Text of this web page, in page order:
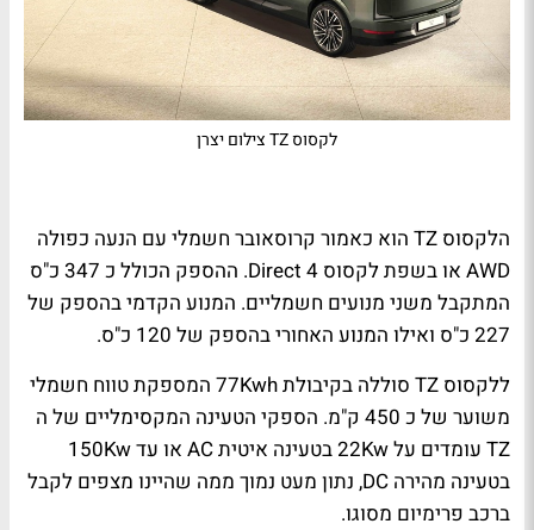
לקסוס TZ צילום יצרן
הלקסוס TZ הוא כאמור קרוסאובר חשמלי עם הנעה כפולה
AWD או בשפת לקסוס Direct 4
. ההספק הכולל כ 347 כ"ס
המתקבל משני מנועים חשמליים. המנוע הקדמי בהספק של
227 כ"ס ואילו המנוע האחורי בהספק של 120 כ"ס.
ללקסוס TZ סוללה בקיבולת77Kwh המספקת טווח חשמלי
משוער של כ 450 ק"מ. הספקי הטעינה המקסימליים של ה
TZ עומדים על22Kwבטעינה איטיתAC או עד150Kw
בטעינה מהירה DC, נתון מעט נמוך ממה שהיינו מצפים לקבל
ברכב פרימיום מסוגו.